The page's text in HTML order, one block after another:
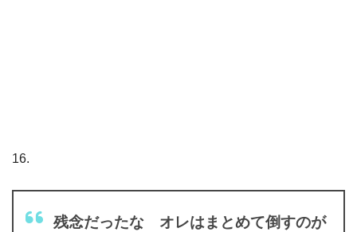
16.
残念だったな オレはまとめて倒すのが